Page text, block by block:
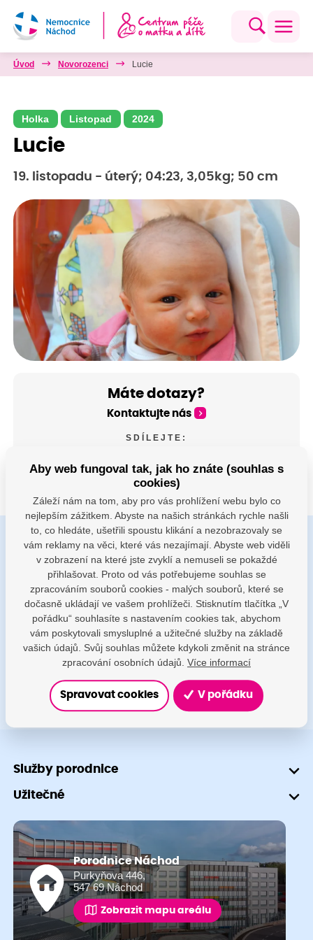
Úvod Novorozenci Lucie
Holka Listopad 2024
Lucie
19. listopadu - úterý; 04:23, 3,05kg; 50 cm
Máte dotazy?
Kontaktujte nás
SDÍLEJTE:
Buďte s námi v kontaktu
Jsme k dispozici pokud potřebujete pomoci
porodnice@nemocnicenachod.cz
+420 491 601 745
Služby porodnice
Užitečné
Porodnice Náchod
Purkyňova 446,
547 69 Náchod
Zobrazit mapu areálu
Aby web fungoval tak, jak ho znáte (souhlas s
cookies)
Záleží nám na tom, aby pro vás prohlížení webu bylo co
nejlepším zážitkem. Abyste na našich stránkách rychle našli
to, co hledáte, ušetřili spoustu klikání a nezobrazovaly se
vám reklamy na věci, které vás nezajímají. Abyste web viděli
v zobrazení na které jste zvyklí a nemuseli se pokaždé
přihlašovat. Proto od vás potřebujeme souhlas se
zpracováním souborů cookies - malých souborů, které se
dočasně ukládají ve vašem prohlížeči. Stisknutím tlačítka „V
pořádku“ souhlasíte s nastavením cookies tak, abychom
vám poskytovali smysluplné a užitečné služby na základě
vašich údajů. Svůj souhlas můžete kdykoli změnit na stránce
zpracování osobních údajů. Více informací
Spravovat cookies V pořádku